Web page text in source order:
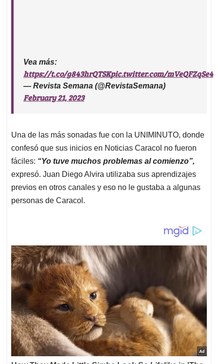
Vea más:
https://t.co/g843hrQTSKpic.twitter.com/mVeQFZqSe4
— Revista Semana (@RevistaSemana)
February 21, 2023
Una de las más sonadas fue con la UNIMINUTO, donde
confesó que sus inicios en Noticias Caracol no fueron
fáciles: “Yo tuve muchos problemas al comienzo”,
expresó. Juan Diego Alvira utilizaba sus aprendizajes
previos en otros canales y eso no le gustaba a algunas
personas de Caracol.